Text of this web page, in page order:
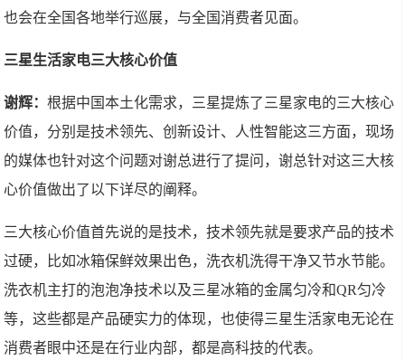
也会在全国各地举行巡展，与全国消费者见面。
三星生活家电三大核心价值
谢辉：根据中国本土化需求，三星提炼了三星家电的三大核心
价值，分别是技术领先、创新设计、人性智能这三方面，现场
的媒体也针对这个问题对谢总进行了提问，谢总针对这三大核
心价值做出了以下详尽的阐释。
三大核心价值首先说的是技术，技术领先就是要求产品的技术
过硬，比如冰箱保鲜效果出色，洗衣机洗得干净又节水节能。
洗衣机主打的泡泡净技术以及三星冰箱的金属匀冷和QR匀冷
等，这些都是产品硬实力的体现，也使得三星生活家电无论在
消费者眼中还是在行业内部，都是高科技的代表。